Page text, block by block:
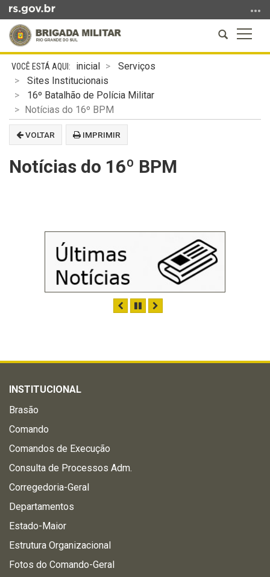
para
conteúdo
para
menu
para
busca
a
Abrir
a
Início
conteúdo
inicial
Serviços
Sites Institucionais
16º Batalhão de Polícia Militar
Notícias do 16º BPM
VOLTAR IMPRIMIR
Notícias do 16º BPM
ANTERIOR
PAUSAR
INSTITUCIONAL
Brasão
Comando
Comandos de Execução
Consulta de Processos Adm.
Corregedoria-Geral
Departamentos
Estado-Maior
Estrutura Organizacional
Fotos do Comando-Geral